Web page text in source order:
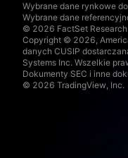
Wybrane dane rynkowe
Wybrane dane
© 2026 FactSet
Copyright © 2026,
danych CUSIP
Systems Inc. Wszelkie
Dokumenty SEC i inne
© 2026 TradingView, Inc.